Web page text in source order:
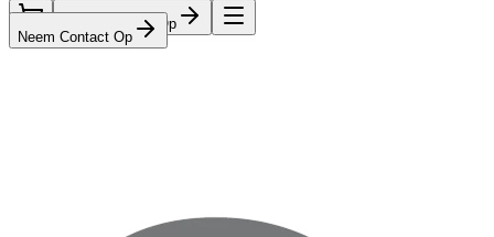
Neem Contact Op
Neem Contact Op